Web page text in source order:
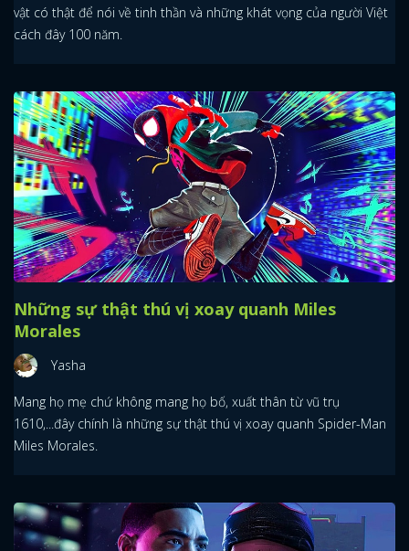
vật có thật để nói về tinh thần và những khát vọng của người Việt
cách đây 100 năm.
Những sự thật thú vị xoay quanh Miles
Morales
Yasha
Mang họ mẹ chứ không mang họ bố, xuất thân từ vũ trụ
1610,...đây chính là những sự thật thú vị xoay quanh Spider-Man
Miles Morales.